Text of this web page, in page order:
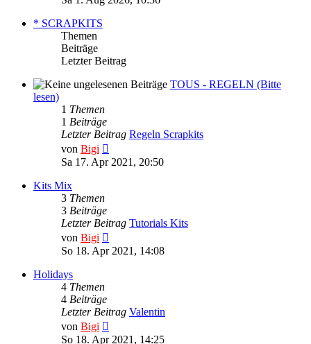
* SCRAPKITS
Themen
Beiträge
Letzter Beitrag
TOUS - REGELN (Bitte
lesen)
1 Themen
1 Beiträge
Letzter Beitrag Regeln Scrapkits
von Bigi
Beitrag
Sa 17. Apr 2021, 20:50
Kits Mix
3 Themen
3 Beiträge
Letzter Beitrag Tutorials Kits
von Bigi
Beitrag
So 18. Apr 2021, 14:08
Holidays
4 Themen
4 Beiträge
Letzter Beitrag Valentin
von Bigi
Beitrag
So 18. Apr 2021, 14:25